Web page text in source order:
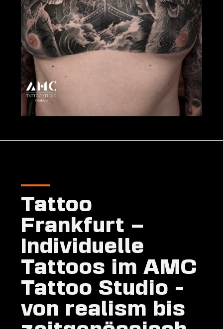
Tattoo
Frankfurt –
Individuelle
Tattoos im AMC
Tattoo Studio -
von realism bis